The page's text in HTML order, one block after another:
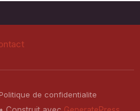
Politique de confidentialite